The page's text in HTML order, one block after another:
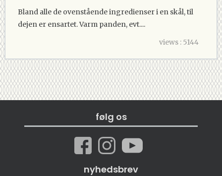
Bland alle de ovenstående ingredienser i en skål, til
dejen er ensartet. Varm panden, evt....
views : 5144
følg os
nyhedsbrev